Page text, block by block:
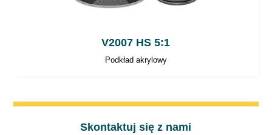
V2007 HS 5:1
Podkład akrylowy
Skontaktuj się z nami